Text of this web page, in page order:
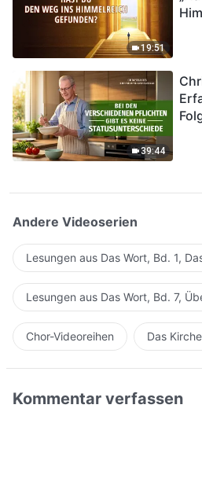
19:51
39:44
Andere Videoserien
Lesungen aus Das Wort, Bd. 1,
Lesungen aus Das Wort, Bd. 7,
Chor-Videoreihen Das
Kommentar verfassen